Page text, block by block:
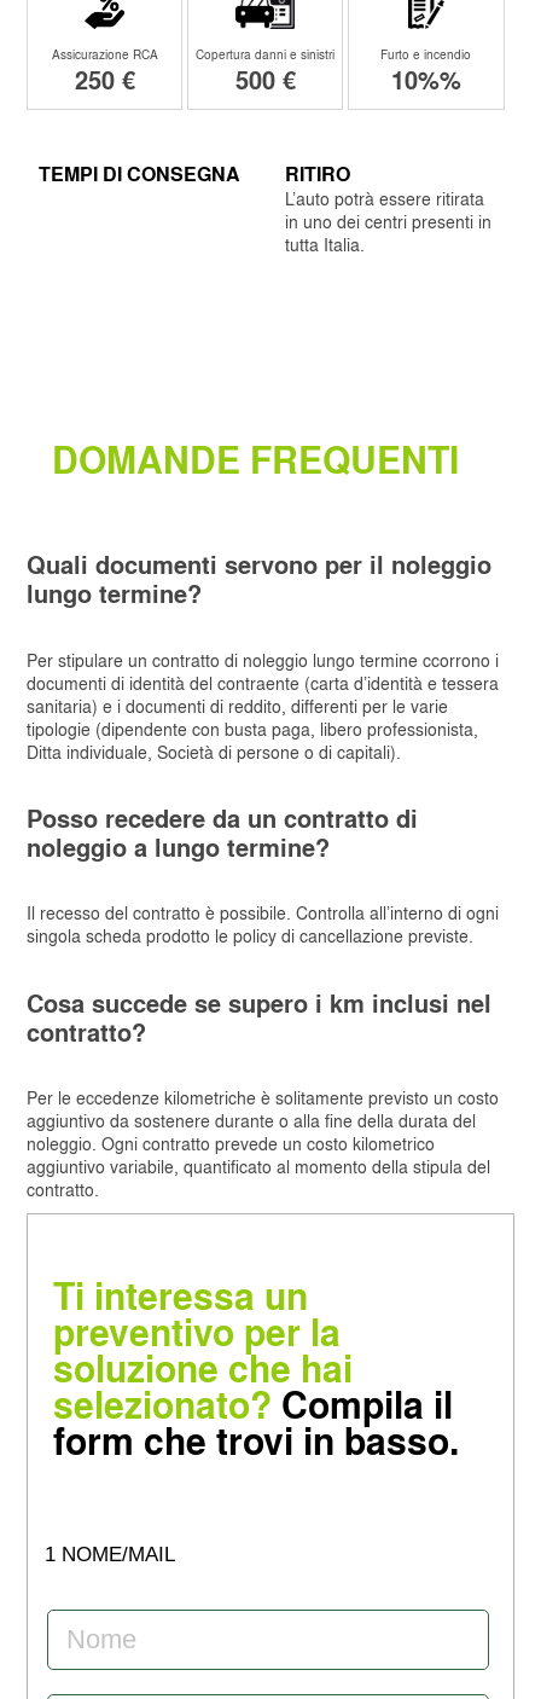
Assicurazione RCA
250 €
Copertura danni e sinistri
500 €
Furto e incendio
10%%
TEMPI DI CONSEGNA RITIRO
L’auto potrà essere ritirata
in uno dei centri presenti in
tutta Italia.
DOMANDE FREQUENTI
Quali documenti servono per il noleggio
lungo termine?
Per stipulare un contratto di noleggio lungo termine ccorrono i
documenti di identità del contraente (carta d’identità e tessera
sanitaria) e i documenti di reddito, differenti per le varie
tipologie (dipendente con busta paga, libero professionista,
Ditta individuale, Società di persone o di capitali).
Posso recedere da un contratto di
noleggio a lungo termine?
Il recesso del contratto è possibile. Controlla all’interno di ogni
singola scheda prodotto le policy di cancellazione previste.
Cosa succede se supero i km inclusi nel
contratto?
Per le eccedenze kilometriche è solitamente previsto un costo
aggiuntivo da sostenere durante o alla fine della durata del
noleggio. Ogni contratto prevede un costo kilometrico
aggiuntivo variabile, quantificato al momento della stipula del
contratto.
Ti interessa un
preventivo per la
soluzione che hai
selezionato? Compila il
form che trovi in basso.
1 NOME/MAIL